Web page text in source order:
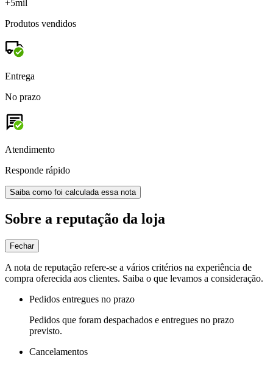
+5mil
Produtos vendidos
Entrega
No prazo
Atendimento
Responde rápido
Saiba como foi calculada essa nota
Sobre a reputação da loja
Fechar
A nota de reputação refere-se a vários critérios na experiência de
compra oferecida aos clientes. Saiba o que levamos a consideração.
Pedidos entregues no prazo
Pedidos que foram despachados e entregues no prazo
previsto.
Cancelamentos